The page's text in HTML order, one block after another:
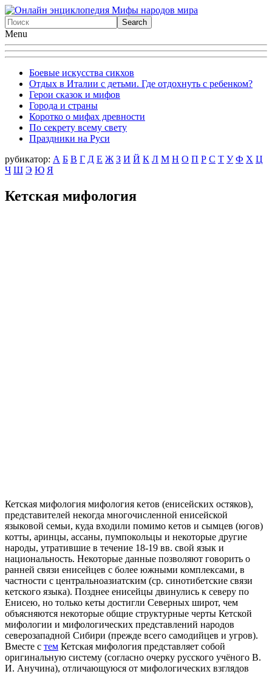
Menu
Боевые искусства сикхов
Отдых в Италии с детьми. Где отдохнуть с ребенком?
Герои сказок и мифов
Города и страны
Коротко о мифах древности
По секрету всему свету
Праздники на Руси
рубикатор: А Б В Г Д Е Ж З И Й К Л М Н О П Р С Т У Ф X Ц
Ч Ш Э Ю Я
Кетская мифология
Кетская мифология мифология кетов (енисейских остяков),
представителей некогда многочисленной енисейской
языковой семьи, куда входили помимо кетов и сымцев (югов)
котты, аринцы, ассаны, пумпокольцы и некоторые другие
народы, утратившие в течение 18-19 вв. свой язык и
национальность. Некоторые данные позволяют говорить о
ранней связи енисейцев с более южными комплексами, в
частности с центральноазиатским (ср. синотибетские связи
кетского языка). Позднее енисейцы двинулись к северу по
Енисею, но только кеты достигли Северных широт, чем
объясняются некоторые общие структурные черты Кетской
мифологии и мифологических представлений народов
северозападной Сибири (прежде всего самодийцев и угров).
Вместе с тем Кетская мифология представляет собой
оригинальную систему (согласно очерку русского учёного В.
И. Анучина), отличающуюся от мифологических взглядов